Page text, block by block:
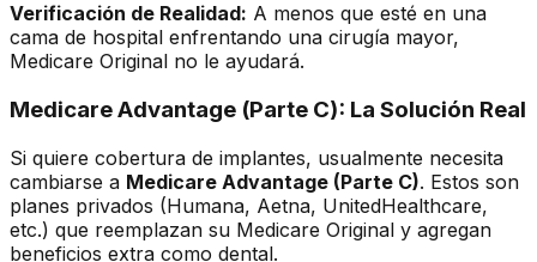
Verificación de Realidad: A menos que esté en una
cama de hospital enfrentando una cirugía mayor,
Medicare Original no le ayudará.
Medicare Advantage (Parte C): La Solución Real
Si quiere cobertura de implantes, usualmente necesita
cambiarse a Medicare Advantage (Parte C). Estos son
planes privados (Humana, Aetna, UnitedHealthcare,
etc.) que reemplazan su Medicare Original y agregan
beneficios extra como dental.